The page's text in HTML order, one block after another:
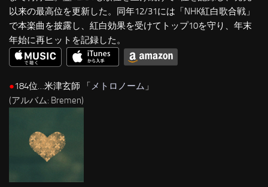
以来の最高位を更新した。同年12/31には「NHK紅白歌合戦」
で本楽曲を披露し、紅白効果を受けてトップ10を守り、年末
年始に再ヒットを記録した。
●184位…米津玄師 「 メトロノーム 」
(アルバム: Bremen)